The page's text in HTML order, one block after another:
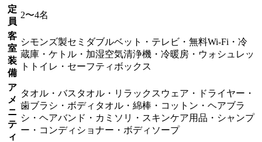
定
員
2〜4名
客
室
装
備
シモンズ製セミダブルベット・テレビ・無料Wi-Fi・冷
蔵庫・ケトル・加湿空気清浄機・冷暖房・ウォシュレッ
トトイレ・セーフティボックス
ア
メ
ニ
テ
ィ
タオル・バスタオル・リラックスウェア・ドライヤー・
歯ブラシ・ボディタオル・綿棒・コットン・ヘアブラ
シ・ヘアバンド・カミソリ・スキンケア用品・シャンプ
ー・コンディショナー・ボディソープ